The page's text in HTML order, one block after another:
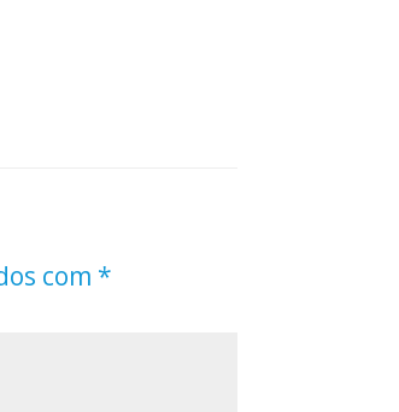
com *